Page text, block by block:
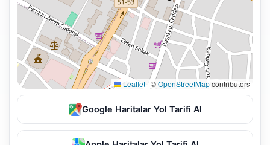
Leaflet | ©OpenStreetMapcontributors
Google Haritalar Yol Tarifi Al